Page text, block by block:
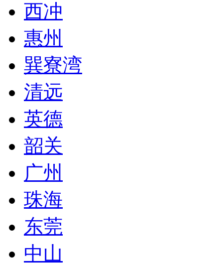
西冲
惠州
巽寮湾
清远
英德
韶关
广州
珠海
东莞
中山